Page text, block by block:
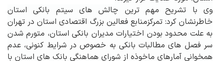
وی با تشریح مهم ترین چالش های سیتم بانکی استان
خاطرنشان کرد: تمرکزمنابع فعالین بزرگ اقتصادی استان در تهران
به علت محدود بودن اختیارات مدیران بانکی استان، متورم شدن
سر فصل های مطالبات بانکی به خصوص در شرایط کنونی، عدم
همخوانی آمارهای ماخوذه از شورای هماهنگی بانک های استان با